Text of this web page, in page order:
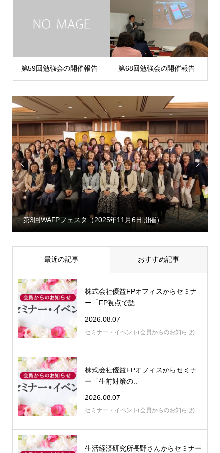
第59回勉強会の開催報告 第68回勉強会の開催報告

第3回WAFPフェスタ（2025年11月6日開催）

最近の記事 おすすめ記事
株式会社優益FPオフィスからセミナ
ー「FP視点で語...
2026.08.07
セミナー・イベント(会員からのお知らせ)
株式会社優益FPオフィスからセミナ
ー「生前対策の...
2026.08.07
セミナー・イベント(会員からのお知らせ)
生活経済研究所長野さんからセミナー